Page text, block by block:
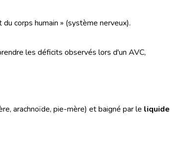
corps humain » (système nerveux).
les déficits observés lors d'un AVC,
arachnoïde, pie-mère) et baigné par le liquide